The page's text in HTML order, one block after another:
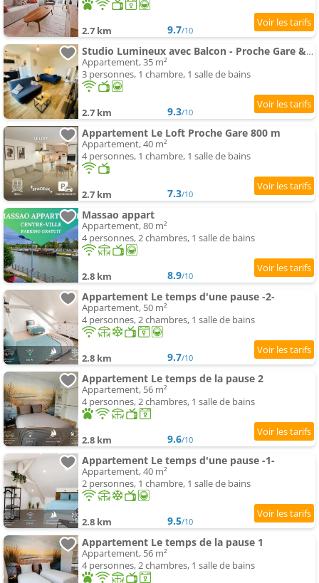
2.7 km 9.7/10
Studio Lumineux avec Balcon - Proche Gare & Centre
Appartement, 35 m²
3 personnes, 1 chambre, 1 salle de bains
2.7 km 9.3/10
Appartement Le Loft Proche Gare 800 m
Appartement, 40 m²
4 personnes, 1 chambre, 1 salle de bains
2.7 km 7.3/10
Massao appart
Appartement, 80 m²
4 personnes, 2 chambres, 1 salle de bains
2.8 km 8.9/10
Appartement Le temps d'une pause -2-
Appartement, 50 m²
4 personnes, 2 chambres, 1 salle de bains
2.8 km 9.7/10
Appartement Le temps de la pause 2
Appartement, 56 m²
4 personnes, 2 chambres, 1 salle de bains
2.8 km 9.6/10
Appartement Le temps d'une pause -1-
Appartement, 40 m²
2 personnes, 1 chambre, 1 salle de bains
2.8 km 9.5/10
Appartement Le temps de la pause 1
Appartement, 56 m²
4 personnes, 2 chambres, 1 salle de bains